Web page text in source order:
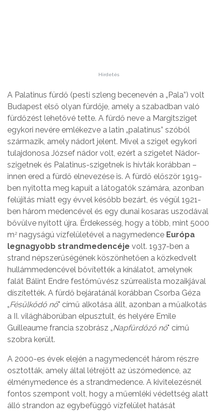
Hirdetés
A Palatinus fürdő (pesti szleng becenevén a „Pala”) volt
Budapest első olyan fürdője, amely a szabadban való
fürdőzést lehetővé tette. A fürdő neve a Margitsziget
egykori nevére emlékezve a latin „palatinus” szóból
származik, amely nádort jelent. Mivel a sziget egykori
tulajdonosa József nádor volt, ezért a szigetet Nádor-
szigetnek és Palatinus-szigetnek is hívták korábban –
innen ered a fürdő elnevezése is. A fürdő először 1919-
ben nyitotta meg kapuit a látogatók számára, azonban
felújítás miatt egy évvel később bezárt, és végül 1921-
ben három medencével és egy dunai kosaras uszodával
bővülve nyitott újra. Érdekesség, hogy a több, mint 5000
m2 nagyságú vízfelületével a nagymedence Európa
legnagyobb strandmedencéje volt. 1937-ben a
strand népszerűségének köszönhetően a közkedvelt
hullámmedencével bővítették a kínálatot, amelynek
falát Bálint Endre festőművész szürrealista mozaikjával
díszítették. A fürdő bejáratánál korábban Csorba Géza
„Fésülkődő nő" című alkotása állt, azonban a műalkotás
a II. világháborúban elpusztult, és helyére Emile
Guilleaume francia szobrász „Napfürdőző nő" című
szobra került.
A 2000-es évek elején a nagymedencét három részre
osztották, amely által létrejött az úszómedence, az
élménymedence és a strandmedence. A kivitelezésnél
fontos szempont volt, hogy a műemléki védettség alatt
álló strandon az egybefüggő vízfelület hatását